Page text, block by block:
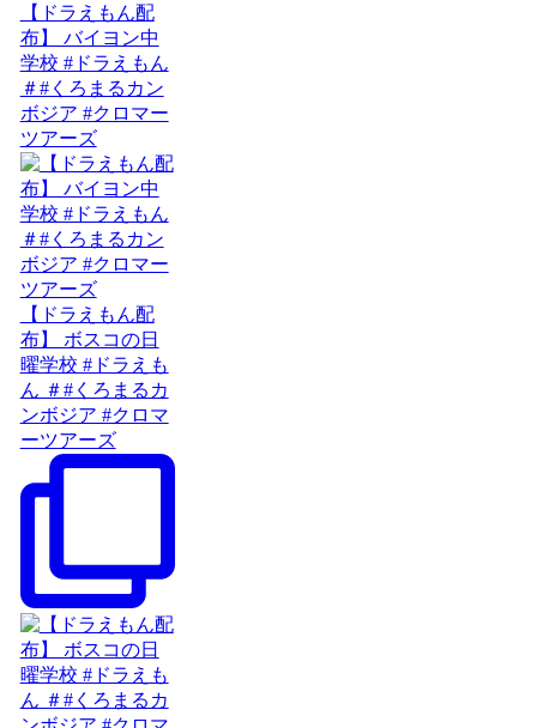
【ドラえもん配
布】 バイヨン中
学校 #ドラえもん
＃#くろまるカン
ボジア #クロマー
ツアーズ
【ドラえもん配
布】 ボスコの日
曜学校 #ドラえも
ん ＃#くろまるカ
ンボジア #クロマ
ーツアーズ